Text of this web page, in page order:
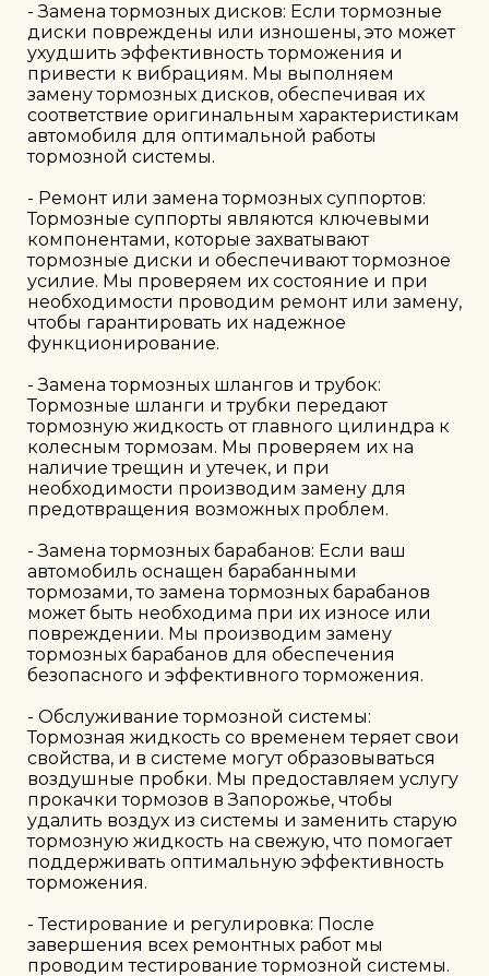
- Замена тормозных дисков: Если тормозные
диски повреждены или изношены, это может
ухудшить эффективность торможения и
привести к вибрациям. Мы выполняем
замену тормозных дисков, обеспечивая их
соответствие оригинальным характеристикам
автомобиля для оптимальной работы
тормозной системы.
- Ремонт или замена тормозных суппортов:
Тормозные суппорты являются ключевыми
компонентами, которые захватывают
тормозные диски и обеспечивают тормозное
усилие. Мы проверяем их состояние и при
необходимости проводим ремонт или замену,
чтобы гарантировать их надежное
функционирование.
- Замена тормозных шлангов и трубок:
Тормозные шланги и трубки передают
тормозную жидкость от главного цилиндра к
колесным тормозам. Мы проверяем их на
наличие трещин и утечек, и при
необходимости производим замену для
предотвращения возможных проблем.
- Замена тормозных барабанов: Если ваш
автомобиль оснащен барабанными
тормозами, то замена тормозных барабанов
может быть необходима при их износе или
повреждении. Мы производим замену
тормозных барабанов для обеспечения
безопасного и эффективного торможения.
- Обслуживание тормозной системы:
Тормозная жидкость со временем теряет свои
свойства, и в системе могут образовываться
воздушные пробки. Мы предоставляем услугу
прокачки тормозов в Запорожье, чтобы
удалить воздух из системы и заменить старую
тормозную жидкость на свежую, что помогает
поддерживать оптимальную эффективность
торможения.
- Тестирование и регулировка: После
завершения всех ремонтных работ мы
проводим тестирование тормозной системы.